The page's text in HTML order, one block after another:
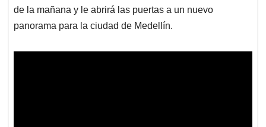
de la mañana y le abrirá las puertas a un nuevo
panorama para la ciudad de Medellín.